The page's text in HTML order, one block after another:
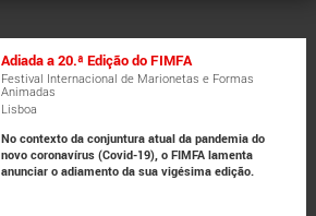
Adiada a 20.ª Edição do FIMFA
Festival Internacional de Marionetas e Formas
Animadas
Lisboa
No contexto da conjuntura atual da pandemia do
novo coronavírus (Covid-19), o FIMFA lamenta
anunciar o adiamento da sua vigésima edição.